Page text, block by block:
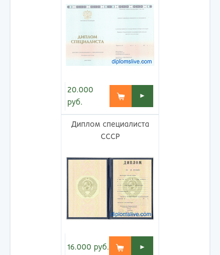
20.000
руб.
►
Диплом специалиста
СССР
16.000 руб. ►